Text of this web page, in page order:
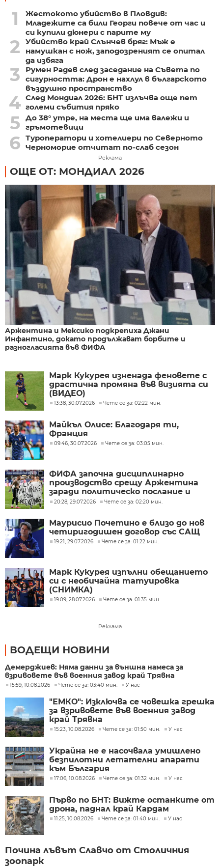
1
Жестокото убийство в Пловдив:
Младежите са били Георги повече от час и
си купили дюнери с парите му
2
Убийство край Слънчев бряг: Мъж е
намушкан с нож, заподозреният се опитал
да избяга
3
Румен Радев след заседание на Съвета по
сигурността: Дрон е нахлул в българското
въздушно пространство
4 След Мондиал 2026: БНТ излъчва още пет
големи събития пряко
5 До 38° утре, на места ще има валежи и
гръмотевици
6 Туроператори и хотелиери по Северното
Черноморие отчитат по-слаб сезон
Реклама
ОЩЕ ОТ: МОНДИАЛ 2026
Аржентина и Мексико подкрепиха Джани
Инфантино, докато продължават борбите и
разногласията във ФИФА
Марк Кукурея изненада феновете с
драстична промяна във визията си
(ВИДЕО)
13:38, 30.07.2026 Чете се за: 02:22 мин.
Майкъл Олисе: Благодаря ти,
Франция
09:46, 30.07.2026 Чете се за: 03:05 мин.
ФИФА започна дисциплинарно
производство срещу Аржентина
заради политическо послание и
ексцесии на Мондиал 2026
20:28, 29.07.2026 Чете се за: 02:20 мин.
Маурисио Почетино е близо до нов
четиригодишен договор със САЩ
19:21, 29.07.2026 Чете се за: 01:22 мин.
Марк Кукурея изпълни обещанието
си с необичайна татуировка
(СНИМКА)
19:09, 28.07.2026 Чете се за: 01:35 мин.
Реклама
ВОДЕЩИ НОВИНИ
Демерджиев: Няма данни за външна намеса за
взривовете във военния завод край Трявна
15:59, 10.08.2026 Чете се за: 03:40 мин. У нас
"ЕМКО": Изключва се човешка грешка
за взривовете във военния завод
край Трявна
15:23, 10.08.2026 Чете се за: 01:50 мин. У нас
Украйна не е насочвала умишлено
безпилотни летателни апарати
към България
17:06, 10.08.2026 Чете се за: 01:32 мин. У нас
Първо по БНТ: Вижте останките от
дрона, паднал край Кардам
11:25, 10.08.2026 Чете се за: 01:40 мин. У нас
Почина лъвът Славчо от Столичния
зоопарк